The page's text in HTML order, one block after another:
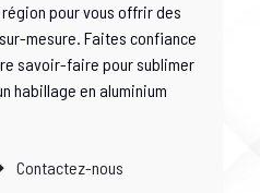
pour vous offrir des
mesure. Faites confiance
savoir-faire pour sublimer
habillage en aluminium
Contactez-nous